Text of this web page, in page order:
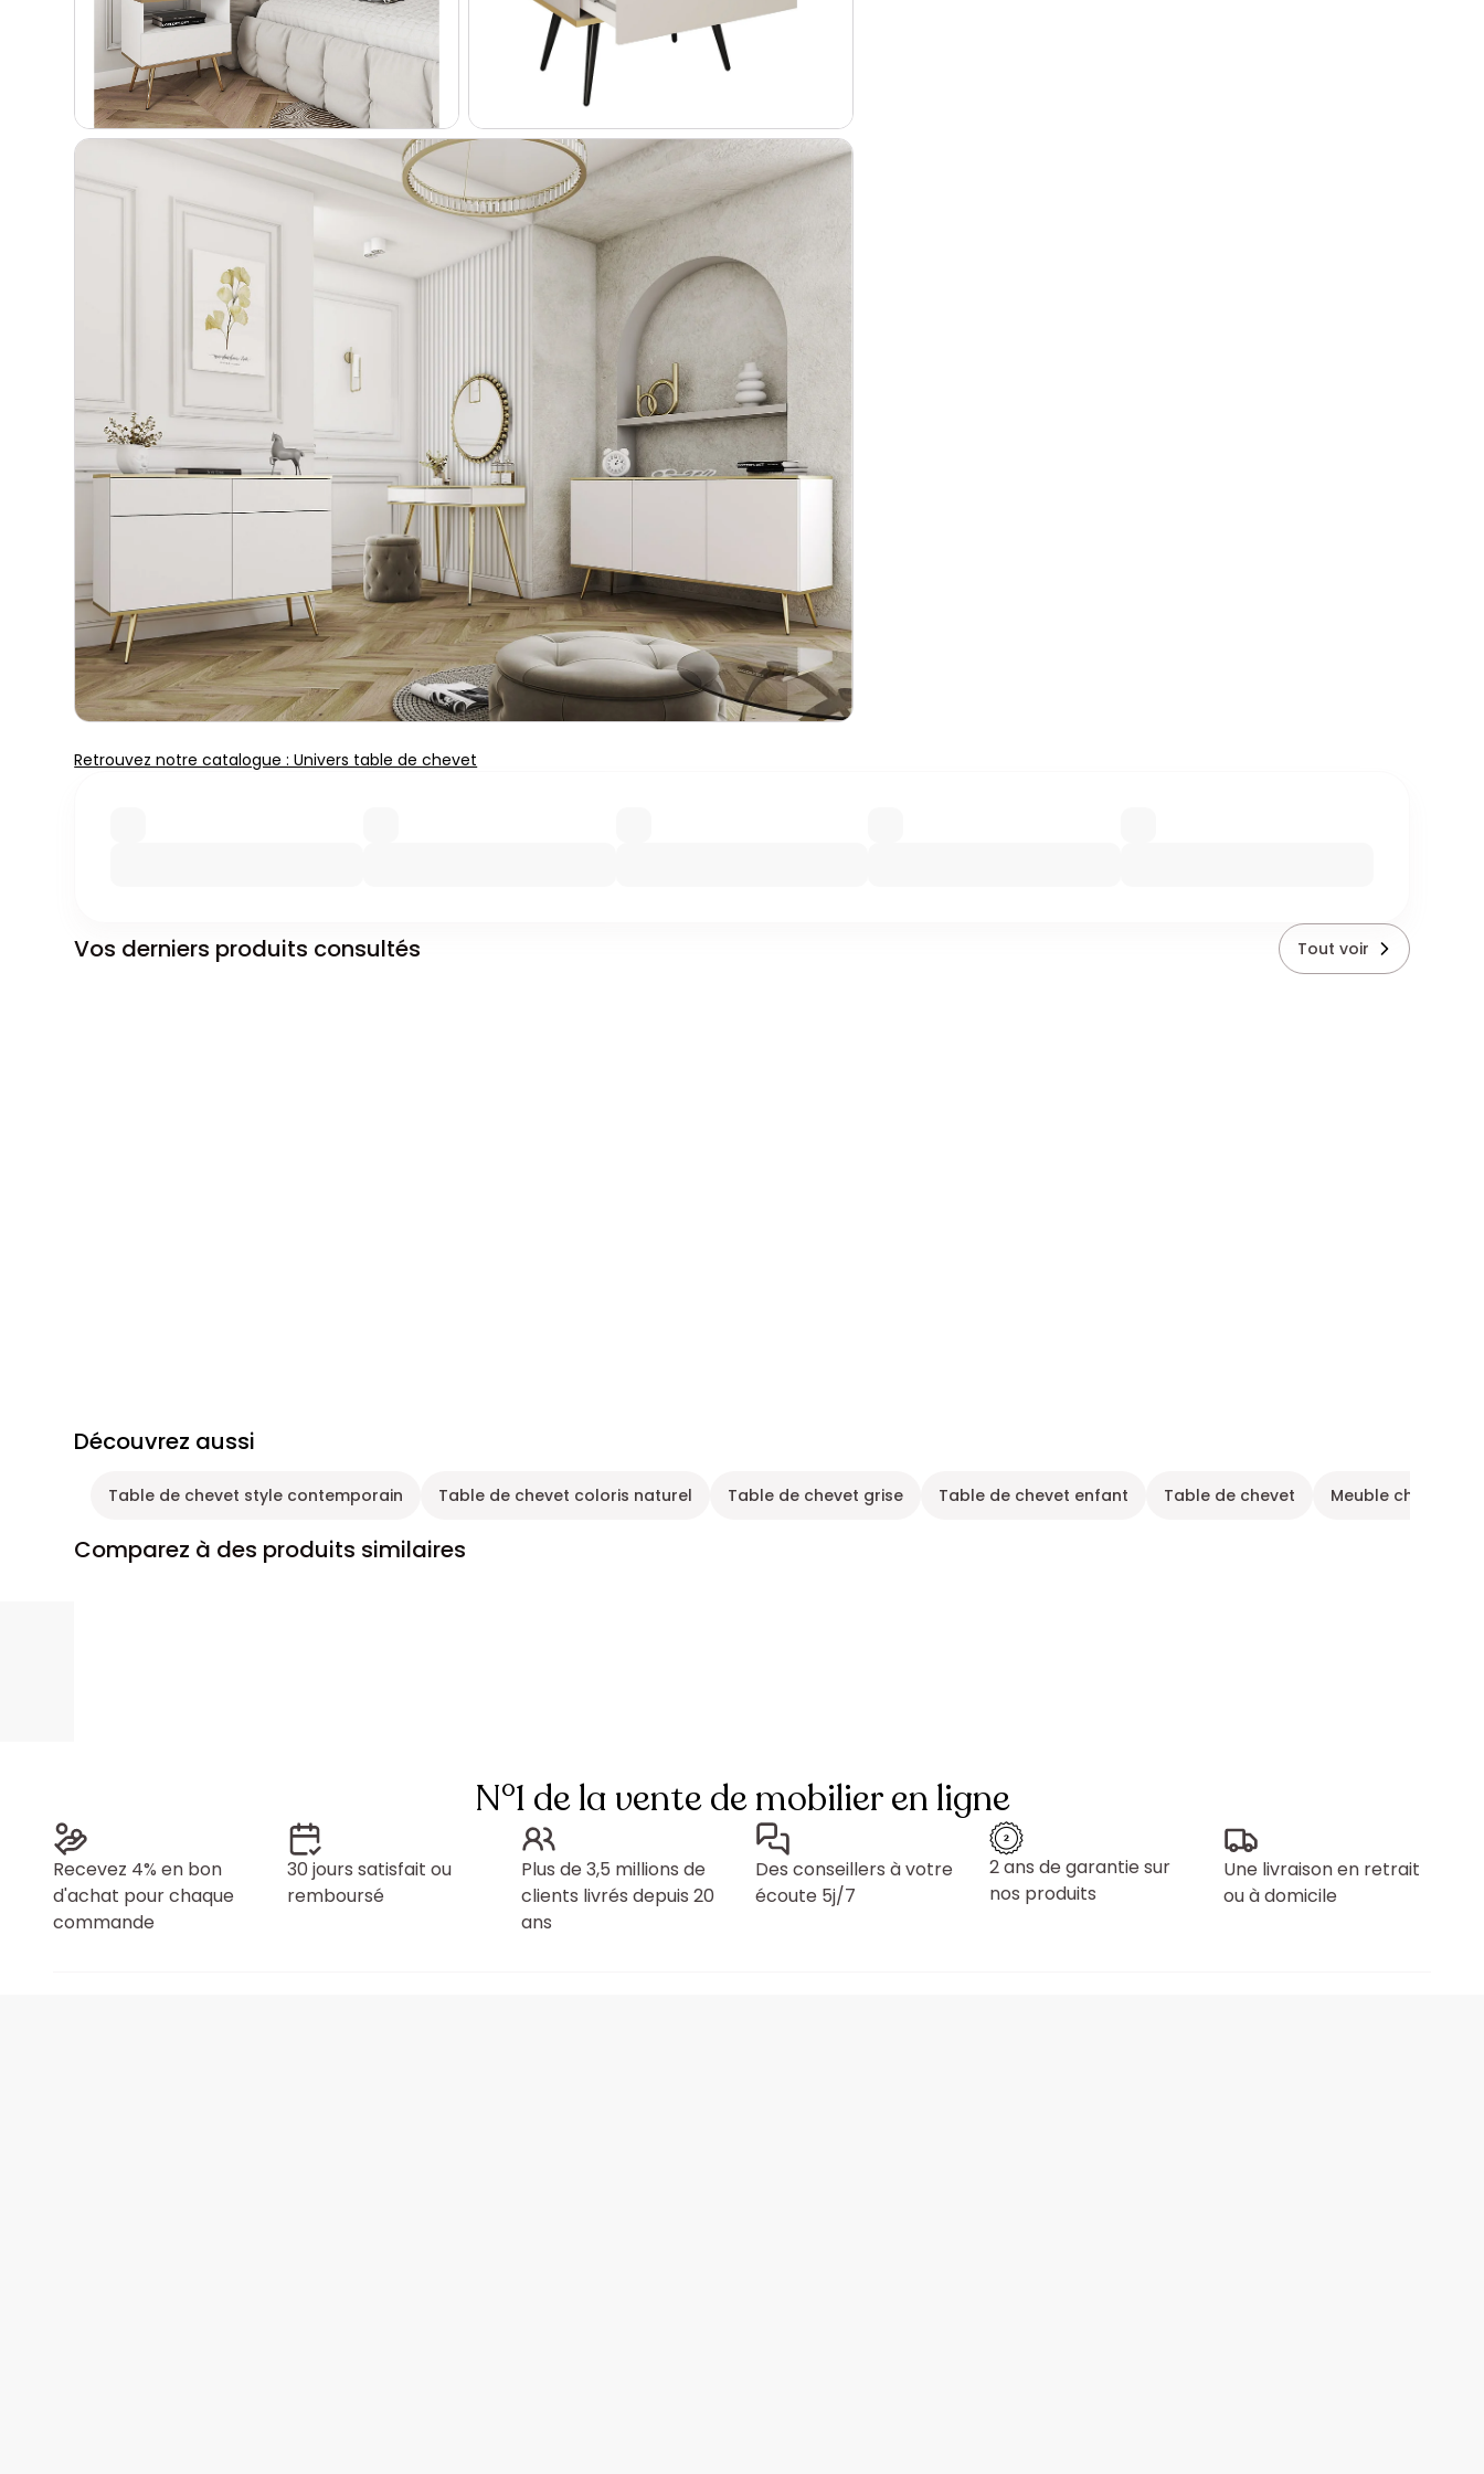
Retrouvez notre catalogue : Univers table de chevet
Vos derniers produits consultés Tout voir
Découvrez aussi
Table de chevet style contemporain Table de chevet coloris naturel Table de chevet grise Table de chevet enfant Table de chevet Meuble chambre
Comparez à des produits similaires
N°1 de la vente de mobilier en ligne
Recevez 4% en bon
d'achat pour chaque
commande
30 jours satisfait ou
remboursé
Plus de 3,5 millions de
clients livrés depuis 20
ans
Des conseillers à votre
écoute 5j/7
2 ans de garantie sur
nos produits
Une livraison en retrait
ou à domicile